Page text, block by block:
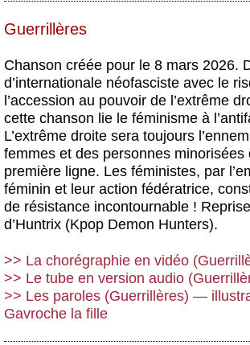
Guerrillères
Chanson créée pour le 8 mars 2026.
d’internationale néofasciste avec le
l’accession au pouvoir de l’extrême
cette chanson lie le féminisme à
L’extrême droite sera toujours
femmes et des personnes minorisées
première ligne. Les féministes, par
féminin et leur action fédératrice,
de résistance incontournable !
d’Huntrix (Kpop Demon Hunters).
>> La chorégraphie en vidéo
>> Le tube en version audio
>> Les paroles (Guerrillères) —
Gavroche la fille